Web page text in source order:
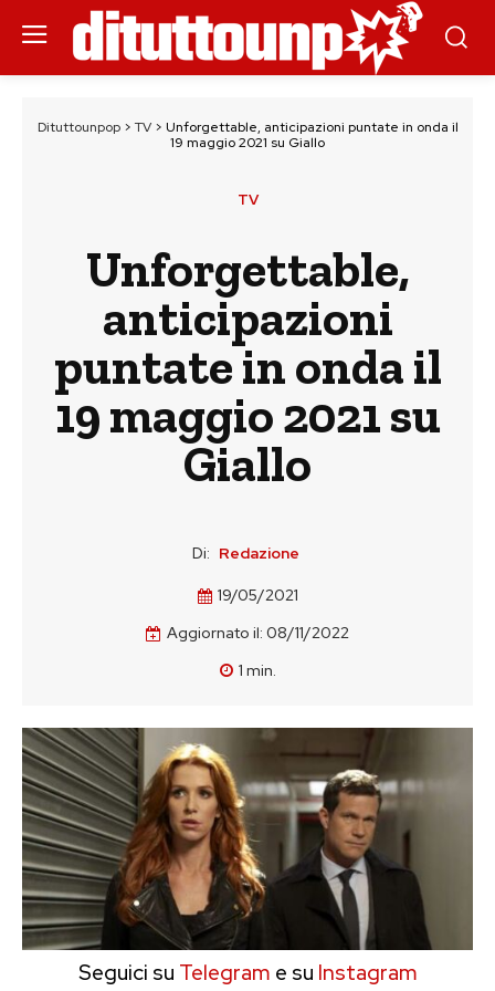
Dituttounpop> TV> Unforgettable, anticipazioni puntate in onda il
19 maggio 2021 su Giallo
TV
Unforgettable,
anticipazioni
puntate in onda il
19 maggio 2021 su
Giallo
Di: Redazione
19/05/2021
Aggiornato il: 08/11/2022
1 min.
Seguici su Telegram e su Instagram